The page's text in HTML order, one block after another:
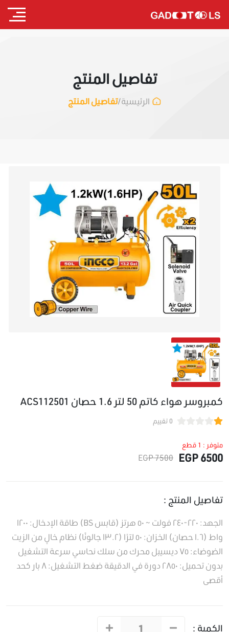
تفاصيل المنتج
الرئيسية/تفاصيل المنتج
كمبروسر هواء كاتم 50 لتر 1.6 حصان ACS112501
0 تقييم
متوفر : 1 قطع
6500 EGP
7500 EGP
تفاصيل المنتج :
الجهد: ٢٢٠-٢٤٠ فولت ~ ٥٠ هرتز (قابس BS) طاقة الإدخال: ١٢٠٠
واط (١.٦ حصان) الخزان: ٥٠ لترًا (١٣.٢ جالونًا) نظام خالٍ من الزيت
الضوضاء: ٧٥ ديسيبل محرك من سلك نحاسي سرعة التشغيل
بدون تحميل: ٢٨٥٠ دورة في الدقيقة ضغط التشغيل: ٨ بار كحد
أقصى
الكمية :